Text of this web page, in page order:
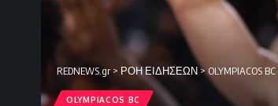
REDNEWS.gr> ΡΟΗ ΕΙΔΗΣΕΩΝ>OLYMPIACOS BC
OLYMPIACOS BC